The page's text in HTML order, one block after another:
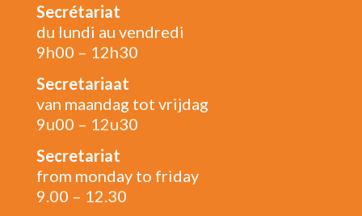
Secrétariat
du lundi au vendredi
9h00 – 12h30
Secretariaat
van maandag tot vrijdag
9u00 – 12u30
Secretariat
from monday to friday
9.00 – 12.30